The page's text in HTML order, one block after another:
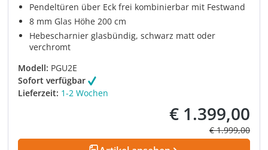
Pendeltüren über Eck frei kombinierbar mit Festwand
8 mm Glas Höhe 200 cm
Hebescharnier glasbündig, schwarz matt oder
verchromt
Modell: PGU2E
Sofort verfügbar
Lieferzeit: 1-2 Wochen
Verkaufspreis:
€ 1.399,00
Regulärer
€ 1.999,00